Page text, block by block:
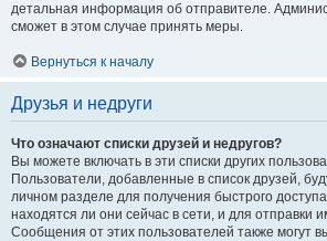
детальная информация об отправителе.
сможет в этом случае принять меры.
Вернуться к началу
Друзья и недруги
Что означают списки друзей и недругов?
Вы можете включать в эти списки других
Пользователи, добавленные в список друзей,
личном разделе для получения быстрого
находятся ли они сейчас в сети, и для отправки
Сообщения от этих пользователей также могут